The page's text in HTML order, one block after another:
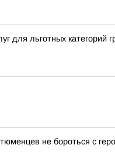
для льготных категорий
не бороться с